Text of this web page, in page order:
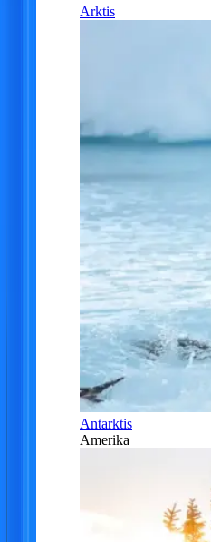
Arktis
Antarktis
Amerika